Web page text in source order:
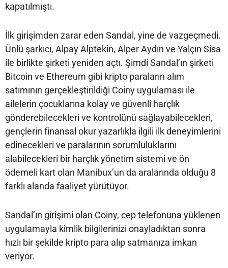
kapatılmıştı.
İlk girişimden zarar eden Sandal, yine de vazgeçmedi.
Ünlü şarkıcı, Alpay Alptekin, Alper Aydın ve Yalçın Sisa
ile birlikte şirketi yeniden açtı. Şimdi Sandal’ın şirketi
Bitcoin ve Ethereum gibi kripto paraların alım
satımının gerçekleştirildiği Coiny uygulaması ile
ailelerin çocuklarına kolay ve güvenli harçlık
gönderebilecekleri ve kontrolünü sağlayabilecekleri,
gençlerin finansal okur yazarlıkla ilgili ilk deneyimlerini
edinecekleri ve paralarının sorumluluklarını
alabilecekleri bir harçlık yönetim sistemi ve ön
ödemeli kart olan Manibux’un da aralarında olduğu 8
farklı alanda faaliyet yürütüyor.
Sandal’ın girişimi olan Coiny, cep telefonuna yüklenen
uygulamayla kimlik bilgilerinizi onayladıktan sonra
hızlı bir şekilde kripto para alıp satmanıza imkan
veriyor.